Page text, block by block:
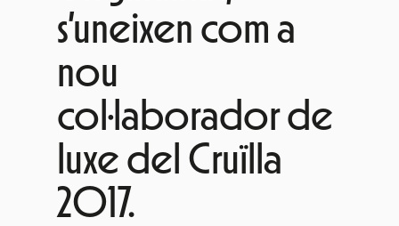
s’uneixen com a
nou
col·laborador de
luxe del Cruïlla
2017.